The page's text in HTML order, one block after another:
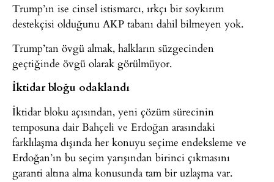
Trump’ın ise cinsel istismarcı, ırkçı bir soykırım
destekçisi olduğunu AKP tabanı dahil bilmeyen yok.
Trump’tan övgü almak, halkların süzgecinden
geçtiğinde övgü olarak görülmüyor.
İktidar bloğu odaklandı
İktidar bloku açısından, yeni çözüm sürecinin
temposuna dair Bahçeli ve Erdoğan arasındaki
farklılaşma dışında her konuyu seçime endeksleme ve
Erdoğan’ın bu seçim yarışından birinci çıkmasını
garanti altına alma konusunda tam bir uzlaşma var.